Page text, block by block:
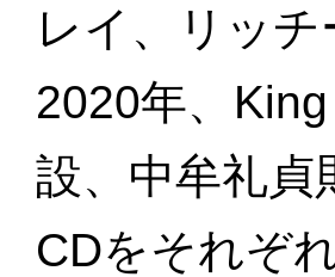
レイ、リッ
2020年、
設、中牟礼貞
CDをそれぞ